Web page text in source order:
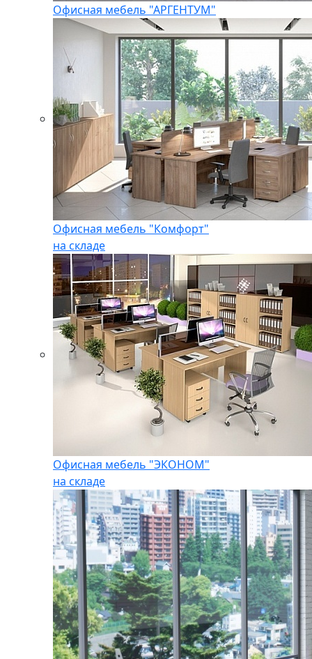
Офисная мебель "АРГЕНТУМ"
Офисная мебель "Комфорт"
на складе
Офисная мебель "ЭКОНОМ"
на складе